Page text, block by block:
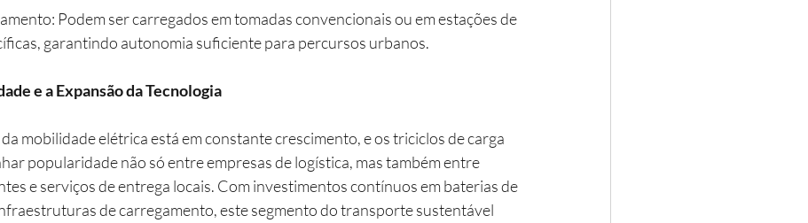
Podem ser carregados em tomadas convencionais ou em estações de
garantindo autonomia suficiente para percursos urbanos.
e a Expansão da Tecnologia
mobilidade elétrica está em constante crescimento, e os triciclos de carga
popularidade não só entre empresas de logística, mas também entre
e serviços de entrega locais. Com investimentos contínuos em baterias de
de carregamento, este segmento do transporte sustentável